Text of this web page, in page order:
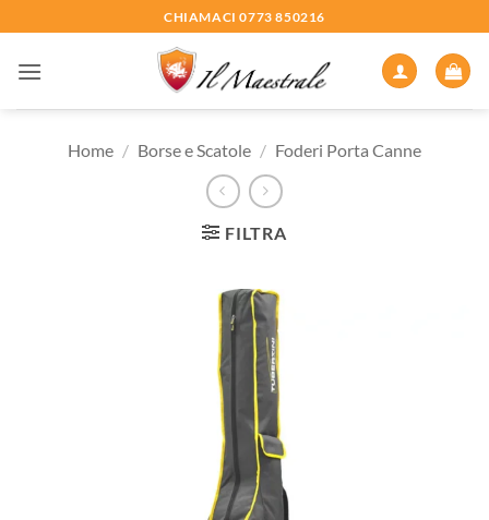
ai
contenuti
CHIAMACI 0773 850216
Home / Borse e Scatole / Foderi Porta Canne
FILTRA